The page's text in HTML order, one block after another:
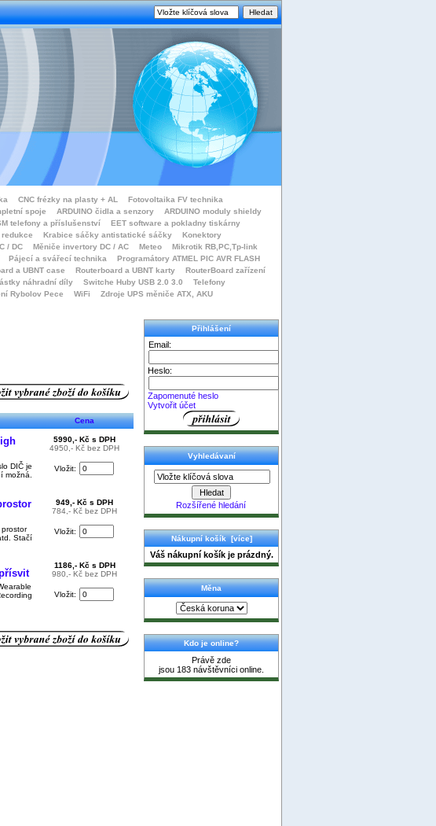
CNC frézky na plasty + AL
Fotovoltaika FV technika
spoje ARDUINO čidla a senzory
ARDUINO moduly shieldy
telefony a příslušenství
EET software a pokladny tiskárny
Krabice sáčky antistatické sáčky
Konektory
/ DC Měniče invertory DC / AC Meteo
Mikrotik RB,PC,Tp-link
Pájecí a svářecí technika
Programátory ATMEL PIC AVR FLASH
a UBNT case Routerboard a UBNT karty
RouterBoard zařízení
náhradní díly Switche Huby USB 2.0 3.0
Telefony
Rybolov Pece WiFi Zdroje UPS měniče ATX, AKU
Cena
DIČ je
možná.
5990,- Kč s DPH
4950,- Kč bez DPH
Vložit:
Stačí
949,- Kč s DPH
784,- Kč bez DPH
Vložit:
1186,- Kč s DPH
980,- Kč bez DPH
Vložit:
Přihlášení
Email:
Heslo:
Zapomenuté heslo
Vytvořit účet
Vyhledávaní
Rozšířené hledání
Nákupní košík [více]
Váš nákupní košík je prázdný.
Měna
Kdo je online?
Právě zde
jsou 183 návštěvníci online.